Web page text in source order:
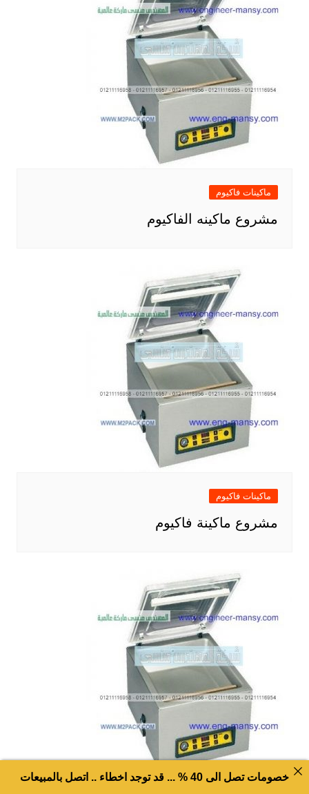
ماكينات فاكيوم
مشروع ماكينه الفاكيوم
ماكينات فاكيوم
مشروع ماكينة فاكيوم
خصومات تصل الى 40 % ... قد توجد اخطاء .. اتصل بالمبيعات